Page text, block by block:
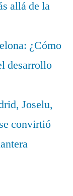
allá de la
¿Cómo
desarrollo
Joselu,
convirtió